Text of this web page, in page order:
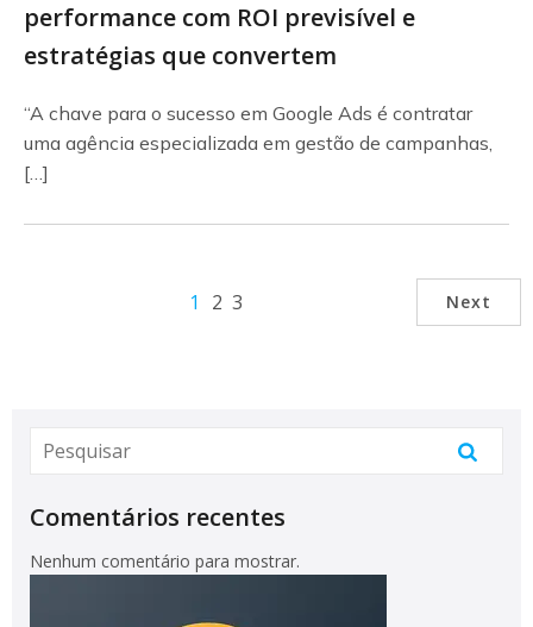
performance com ROI previsível e
estratégias que convertem
“A chave para o sucesso em Google Ads é contratar
uma agência especializada em gestão de campanhas,
[…]
1 2 3 Next
Comentários recentes
Nenhum comentário para mostrar.